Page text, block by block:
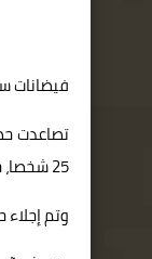
فيضانات
25 شخصا، حسبما أعلنت وكالة إدارة الكوارث.
وتم إجلاء حوالي 3400 شخص بعد أمطار غزيرة ورياح شديدة ضربت جنوب جزيرة